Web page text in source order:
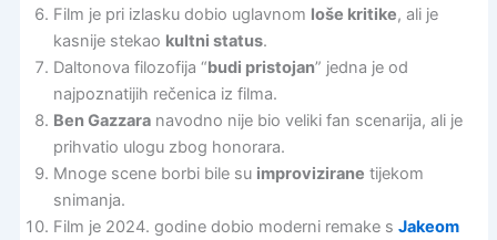
Film je pri izlasku dobio uglavnom loše kritike, ali je
kasnije stekao kultni status.
Daltonova filozofija “budi pristojan” jedna je od
najpoznatijih rečenica iz filma.
Ben Gazzaranavodno nije bio veliki fan scenarija, ali je
prihvatio ulogu zbog honorara.
Mnoge scene borbi bile su improvizirane tijekom
snimanja.
Film je 2024. godine dobio moderni remake s Jakeom